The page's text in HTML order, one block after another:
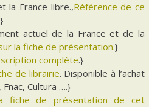
la France libre.,Référence de ce
actuel de la France et de la
la fiche de présentation.}
complète.}
de librairie. Disponible à l’achat
Cultura ….}
fiche de présentation de cet